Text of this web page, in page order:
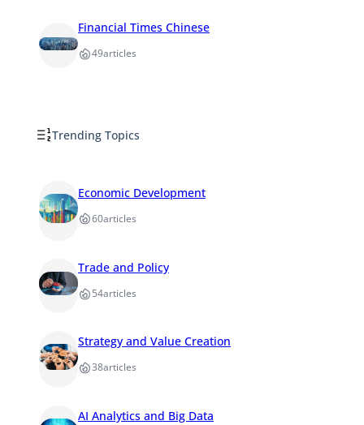
Financial Times Chinese
49articles
Trending Topics
Economic Development
60articles
Trade and Policy
54articles
Strategy and Value Creation
38articles
AI Analytics and Big Data